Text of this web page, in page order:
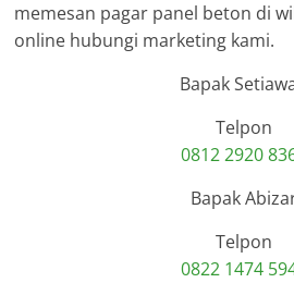
memesan pagar panel beton di
online hubungi marketing kami.
Bapak
Telpon
0812 2920
Bapak
Telpon
0822 1474